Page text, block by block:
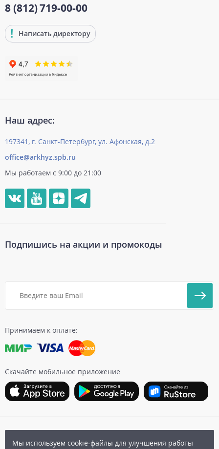
8 (812)719-00-00
Написать директору
Наш адрес:
197341, г. Санкт-Петербург, ул. Афонская, д.2
office@arkhyz.spb.ru
Мы работаем с 9:00 до 21:00
Принимаем к оплате:
Скачайте мобильное приложение
Подпишись на акции и промокоды
Мы используем cookie-файлы для улучшения работы